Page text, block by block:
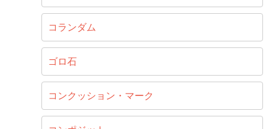
コランダム
ゴロ石
コンクッション・マーク